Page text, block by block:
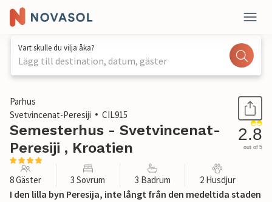
Vart skulle du vilja åka?
Lägg till destination, datum, gäster
1 / 40
Parhus
Svetvincenat-Peresiji
CIL915
Semesterhus - Svetvincenat-
Peresiji , Kroatien
2.8
out of 5
8 Gäster 3 Sovrum 3 Badrum 2 Husdjur
I den lilla byn Peresija, inte långt från den medeltida staden